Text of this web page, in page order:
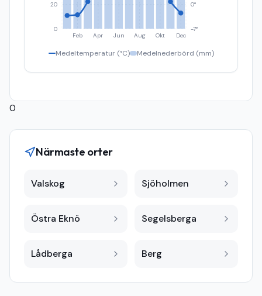
Feb Apr Jun Aug Okt Dec
0
20
-7°
0°
Medeltemperatur (°C) Medelnederbörd (mm)
0
Närmaste orter
Valskog Sjöholmen
Östra Eknö Segelsberga
Lådberga Berg